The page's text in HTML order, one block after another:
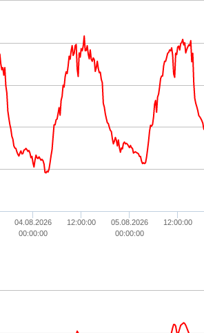
04.08.2026
00:00:00
12:00:00
05.08.2026
00:00:00
12:00:00